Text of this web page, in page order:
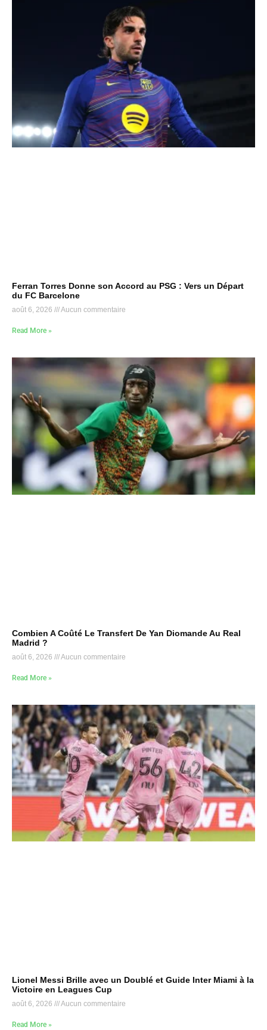
Ferran Torres Donne son Accord au PSG : Vers un Départ
du FC Barcelone
août 6, 2026 Aucun commentaire
Read More »
Combien A Coûté Le Transfert De Yan Diomande Au Real
Madrid ?
août 6, 2026 Aucun commentaire
Read More »
Lionel Messi Brille avec un Doublé et Guide Inter Miami à la
Victoire en Leagues Cup
août 6, 2026 Aucun commentaire
Read More »